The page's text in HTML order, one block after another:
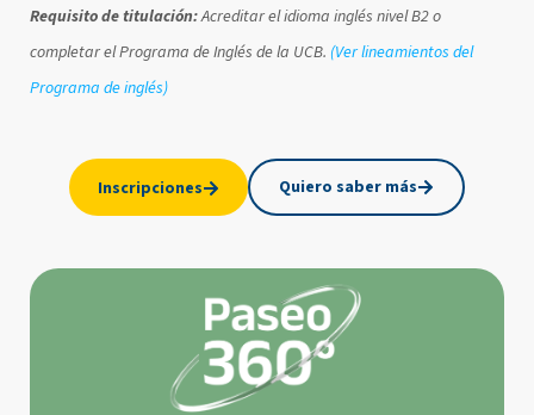
Requisito de titulación:Acreditar el idioma inglés nivel B2 o
completar el Programa de Inglés de la UCB. (Ver lineamientos del
Programa de inglés)
Inscripciones Quiero saber más